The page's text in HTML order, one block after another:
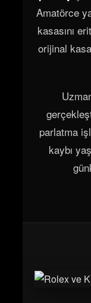
Amatörce
kasasını
orijinal
parlatma
kaybı